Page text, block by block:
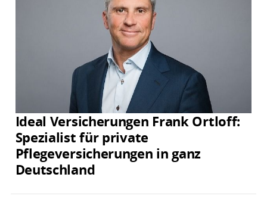
Ideal Versicherungen Frank Ortloff:
Spezialist für private
Pflegeversicherungen in ganz
Deutschland